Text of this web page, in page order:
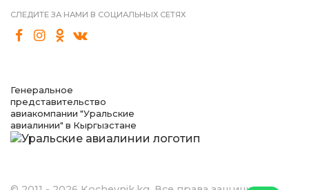
СЛЕДИТЕ ЗА НАМИ В СОЦИАЛЬНЫХ СЕТЯХ
Генеральное
представительство
авиакомпании "Уральские
авиалинии" в Кыргызстане